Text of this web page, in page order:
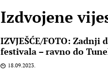
Izdvojene
IZVJEŠĆE/FOTO: Zadnji
festivala – ravno do
18.09.2023.